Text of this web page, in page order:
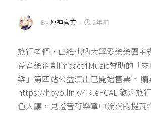
By原神官方 - 2年前
旅行者們，由維也納大學愛樂樂團主
益音樂企劃Impact4Music贊助的「
樂」第四站公益演出已開始售票。 購
https://hoyo.link/4RleFCAL 歡迎旅
色大廳，見證音符樂章中流淌的提瓦